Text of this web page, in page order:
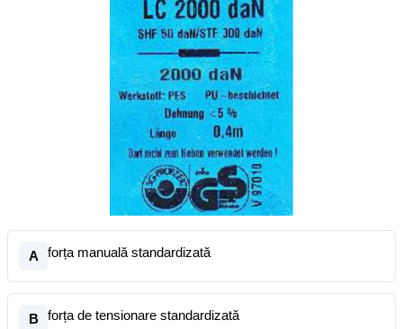
A forța manuală standardizată
B forța de tensionare standardizată